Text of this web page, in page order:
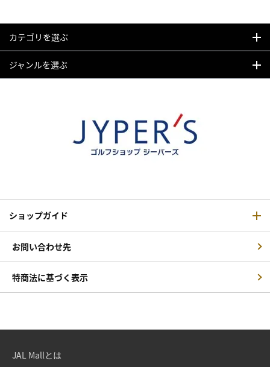
カテゴリを選ぶ
ジャンルを選ぶ
ショップガイド
お問い合わせ先
特商法に基づく表示
JAL Mallとは